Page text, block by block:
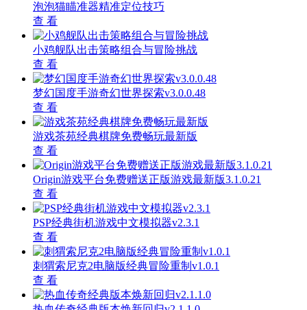
泡泡猫瞄准器精准定位技巧
查 看
小鸡舰队出击策略组合与冒险挑战
查 看
梦幻国度手游奇幻世界探索v3.0.0.48
查 看
游戏茶苑经典棋牌免费畅玩最新版
查 看
Origin游戏平台免费赠送正版游戏最新版3.1.0.21
查 看
PSP经典街机游戏中文模拟器v2.3.1
查 看
刺猬索尼克2电脑版经典冒险重制v1.0.1
查 看